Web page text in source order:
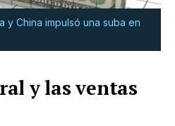
y China impulsó una suba en
y las ventas